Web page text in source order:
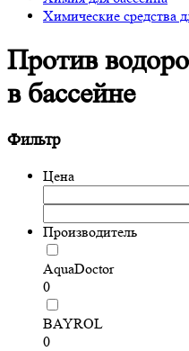
Химические средства
Против
в бассейне
Фильтр
Цена
Производитель
AquaDoctor
0
BAYROL
0